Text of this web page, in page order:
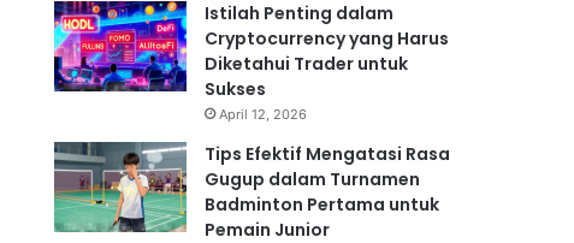
Istilah Penting dalam
Cryptocurrency yang Harus
Diketahui Trader untuk
Sukses
April 12, 2026
Tips Efektif Mengatasi Rasa
Gugup dalam Turnamen
Badminton Pertama untuk
Pemain Junior